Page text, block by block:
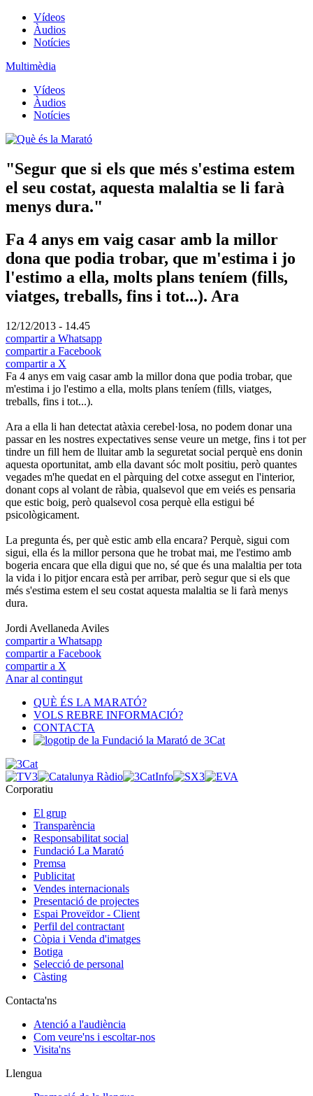
Vídeos
Àudios
Notícies
Multimèdia
Vídeos
Àudios
Notícies
"Segur que si els que més s'estima estem
el seu costat, aquesta malaltia se li farà
menys dura."
Fa 4 anys em vaig casar amb la millor
dona que podia trobar, que m'estima i jo
l'estimo a ella, molts plans teníem (fills,
viatges, treballs, fins i tot...). Ara
12/12/2013 - 14.45
compartir a Whatsapp
compartir a Facebook
compartir a X
Fa 4 anys em vaig casar amb la millor dona que podia trobar, que
m'estima i jo l'estimo a ella, molts plans teníem (fills, viatges,
treballs, fins i tot...).
Ara a ella li han detectat atàxia cerebel·losa, no podem donar una
passar en les nostres expectatives sense veure un metge, fins i tot per
tindre un fill hem de lluitar amb la seguretat social perquè ens donin
aquesta oportunitat, amb ella davant sóc molt positiu, però quantes
vegades m'he quedat en el pàrquing del cotxe assegut en l'interior,
donant cops al volant de ràbia, qualsevol que em veiés es pensaria
que estic boig, però qualsevol cosa perquè ella estigui bé
psicològicament.
La pregunta és, per què estic amb ella encara? Perquè, sigui com
sigui, ella és la millor persona que he trobat mai, me l'estimo amb
bogeria encara que ella digui que no, sé que és una malaltia per tota
la vida i lo pitjor encara està per arribar, però segur que si els que
més s'estima estem el seu costat aquesta malaltia se li farà menys
dura.
Jordi Avellaneda Aviles
compartir a Whatsapp
compartir a Facebook
compartir a X
Anar al contingut
QUÈ ÉS LA MARATÓ?
VOLS REBRE INFORMACIÓ?
CONTACTA
Corporatiu
El grup
Transparència
Responsabilitat social
Fundació La Marató
Premsa
Publicitat
Vendes internacionals
Presentació de projectes
Espai Proveïdor - Client
Perfil del contractant
Còpia i Venda d'imatges
Botiga
Selecció de personal
Càsting
Contacta'ns
Atenció a l'audiència
Com veure'ns i escoltar-nos
Visita'ns
Llengua